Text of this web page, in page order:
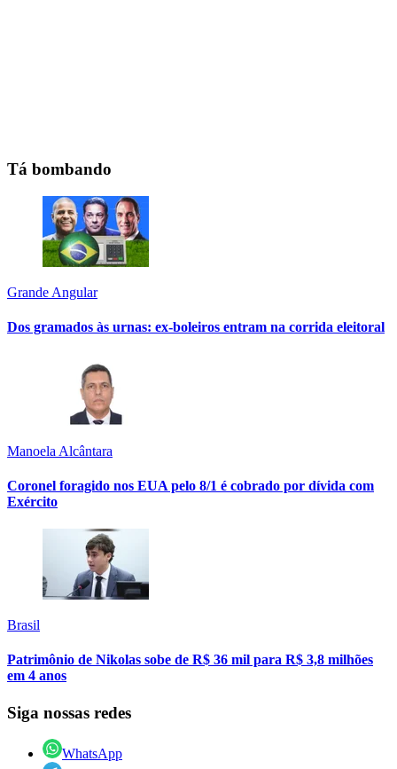
Tá bombando
Grande Angular
Dos gramados às urnas: ex-boleiros entram na corrida eleitoral
Manoela Alcântara
Coronel foragido nos EUA pelo 8/1 é cobrado por dívida com
Exército
Brasil
Patrimônio de Nikolas sobe de R$ 36 mil para R$ 3,8 milhões
em 4 anos
Siga nossas redes
WhatsApp